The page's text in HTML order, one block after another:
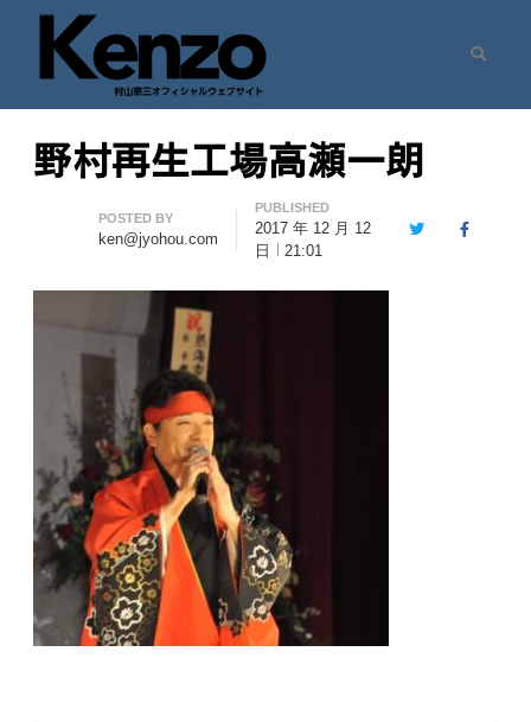
七転八起 – 村山憲三 Official Site
村山憲三ウェブサイト
野村再生工場高瀬一朗
Author
POSTED BY
ken@jyohou.com
PUBLISHED
2017 年 12 月 12
日
21:01
TwitterFacebook